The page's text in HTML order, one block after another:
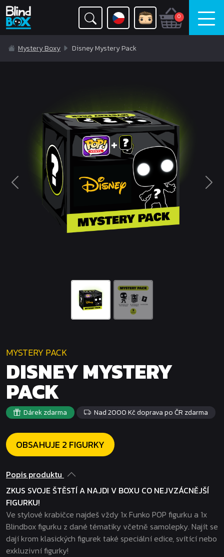
0
Mystery Boxy Disney Mystery Pack
Previous
MYSTERY PACK
DISNEY MYSTERY
PACK
Dárek zdarma Nad 2000 Kč doprava po ČR zdarma
OBSAHUJE 2 FIGURKY
Popis produktu
ZKUS SVOJE ŠTĚSTÍ A NAJDI V BOXU CO NEJVZÁCNĚJŠÍ
FIGURKU!
Ve stylové krabičce najdeš vždy 1x Funko POP figurku a 1x
Blindbox figurku z dané tématiky včetně samolepky. Najít se
dají krom klasických figurek také speciální edice, svítící nebo
exkluzivní figurky!